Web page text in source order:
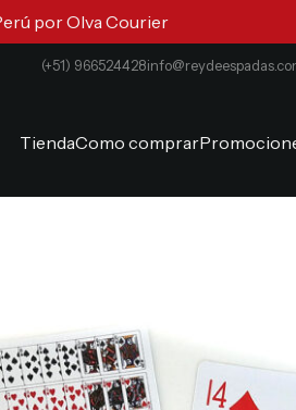
por Olva Courier
(+51) 966524428
TiendaComo comprar